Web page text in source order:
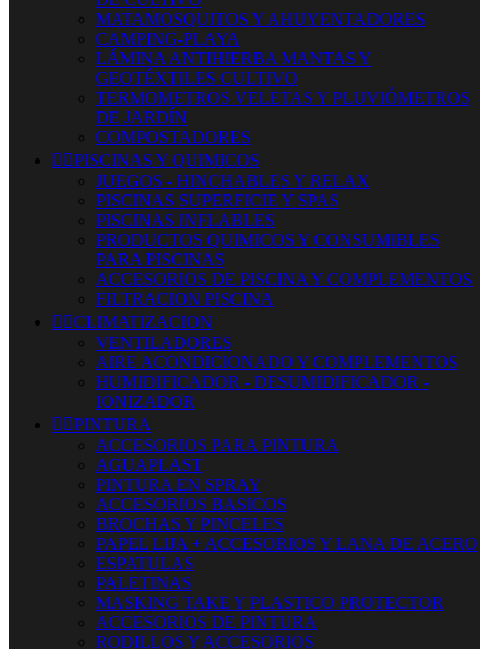
MATAMOSQUITOS Y AHUYENTADORES
CAMPING-PLAYA
LÁMINA ANTIHIERBA MANTAS Y
GEOTÉXTILES CULTIVO
TERMOMETROS VELETAS Y PLUVIÓMETROS
DE JARDÍN
COMPOSTADORES
 PISCINAS Y QUIMICOS
JUEGOS - HINCHABLES Y RELAX
PISCINAS SUPERFICIE Y SPAS
PISCINAS INFLABLES
PRODUCTOS QUIMICOS Y CONSUMIBLES
PARA PISCINAS
ACCESORIOS DE PISCINA Y COMPLEMENTOS
FILTRACION PISCINA
 CLIMATIZACION
VENTILADORES
AIRE ACONDICIONADO Y COMPLEMENTOS
HUMIDIFICADOR - DESUMIDIFICADOR -
IONIZADOR
 PINTURA
ACCESORIOS PARA PINTURA
AGUAPLAST
PINTURA EN SPRAY
ACCESORIOS BASICOS
BROCHAS Y PINCELES
PAPEL LIJA + ACCESORIOS Y LANA DE ACERO
ESPATULAS
PALETINAS
MASKING TAKE Y PLASTICO PROTECTOR
ACCESORIOS DE PINTURA
RODILLOS Y ACCESORIOS